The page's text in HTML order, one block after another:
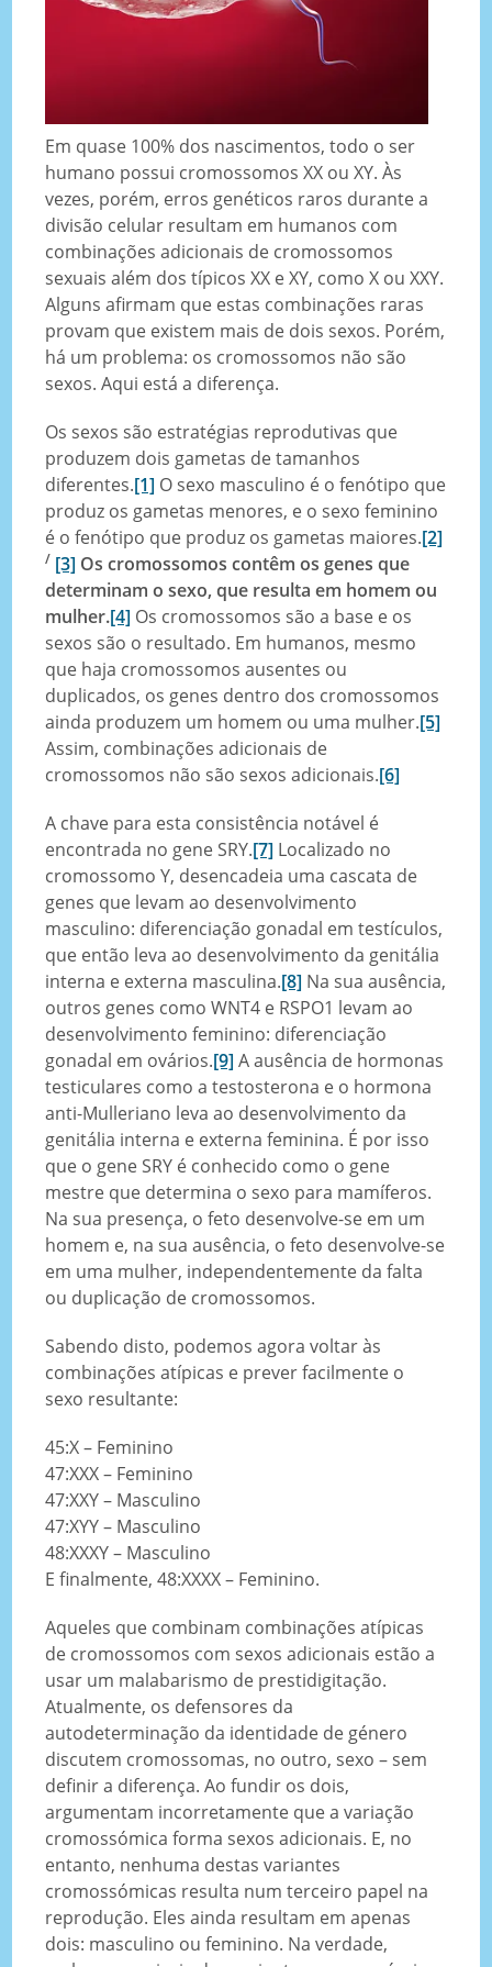
Em quase 100% dos nascimentos, todo o ser
humano possui cromossomos XX ou XY. Às
vezes, porém, erros genéticos raros durante a
divisão celular resultam em humanos com
combinações adicionais de cromossomos
sexuais além dos típicos XX e XY, como X ou XXY.
Alguns afirmam que estas combinações raras
provam que existem mais de dois sexos. Porém,
há um problema: os cromossomos não são
sexos. Aqui está a diferença.
Os sexos são estratégias reprodutivas que
produzem dois gametas de tamanhos
diferentes.[1] O sexo masculino é o fenótipo que
produz os gametas menores, e o sexo feminino
é o fenótipo que produz os gametas maiores.[2]
/ [3] Os cromossomos contêm os genes que
determinam o sexo, que resulta em homem ou
mulher.[4] Os cromossomos são a base e os
sexos são o resultado. Em humanos, mesmo
que haja cromossomos ausentes ou
duplicados, os genes dentro dos cromossomos
ainda produzem um homem ou uma mulher.[5]
Assim, combinações adicionais de
cromossomos não são sexos adicionais.[6]
A chave para esta consistência notável é
encontrada no gene SRY.[7] Localizado no
cromossomo Y, desencadeia uma cascata de
genes que levam ao desenvolvimento
masculino: diferenciação gonadal em testículos,
que então leva ao desenvolvimento da genitália
interna e externa masculina.[8] Na sua ausência,
outros genes como WNT4 e RSPO1 levam ao
desenvolvimento feminino: diferenciação
gonadal em ovários.[9] A ausência de hormonas
testiculares como a testosterona e o hormona
anti-Mulleriano leva ao desenvolvimento da
genitália interna e externa feminina. É por isso
que o gene SRY é conhecido como o gene
mestre que determina o sexo para mamíferos.
Na sua presença, o feto desenvolve-se em um
homem e, na sua ausência, o feto desenvolve-se
em uma mulher, independentemente da falta
ou duplicação de cromossomos.
Sabendo disto, podemos agora voltar às
combinações atípicas e prever facilmente o
sexo resultante:
45:X – Feminino
47:XXX – Feminino
47:XXY – Masculino
47:XYY – Masculino
48:XXXY – Masculino
E finalmente, 48:XXXX – Feminino.
Aqueles que combinam combinações atípicas
de cromossomos com sexos adicionais estão a
usar um malabarismo de prestidigitação.
Atualmente, os defensores da
autodeterminação da identidade de género
discutem cromossomas, no outro, sexo – sem
definir a diferença. Ao fundir os dois,
argumentam incorretamente que a variação
cromossómica forma sexos adicionais. E, no
entanto, nenhuma destas variantes
cromossómicas resulta num terceiro papel na
reprodução. Eles ainda resultam em apenas
dois: masculino ou feminino. Na verdade,